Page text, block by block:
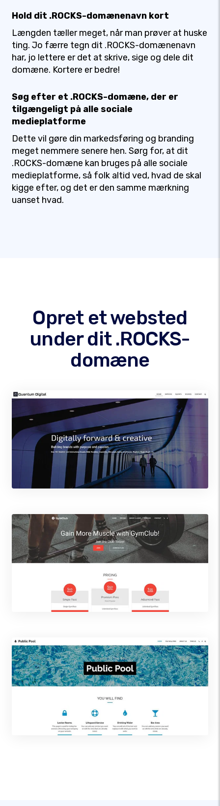
Hold dit .ROCKS-domænenavn kort
Længden tæller meget, når man prøver at huske
ting. Jo færre tegn dit .ROCKS-domænenavn
har, jo lettere er det at skrive, sige og dele dit
domæne. Kortere er bedre!
Søg efter et .ROCKS-domæne, der er
tilgængeligt på alle sociale
medieplatforme
Dette vil gøre din markedsføring og branding
meget nemmere senere hen. Sørg for, at dit
.ROCKS-domæne kan bruges på alle sociale
medieplatforme, så folk altid ved, hvad de skal
kigge efter, og det er den samme mærkning
uanset hvad.
Opret et websted
under dit .ROCKS-
domæne